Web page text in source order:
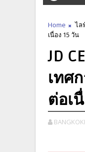
Home ไล
เนื่อง 15 วัน
JD
เทศ
ต่อเ